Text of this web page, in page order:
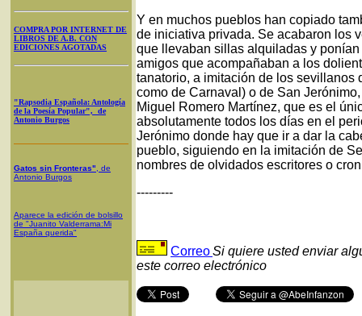
COMPRA POR INTERNET DE
LIBROS DE A.B. CON
EDICIONES AGOTADAS
"Rapsodia Española: Antología
de la Poesía Popular", de
Antonio Burgos
Gatos sin Fronteras" , de
Antonio Burgos
Aparece la edición de bolsillo
de "Juanito Valderrama:Mi
España querida"
Y en muchos pueblos han copiado
de iniciativa privada. Se acabaron los
que llevaban sillas alquiladas y
amigos que acompañaban a los
tanatorio, a imitación de los sevillanos
como de Carnaval) o de San
Miguel Romero Martínez, que es el
absolutamente todos los días en el
Jerónimo donde hay que ir a dar la
pueblo, siguiendo en la imitación de
nombres de olvidados escritores o
---------
CorreoSi quiere usted enviar
este correo electrónico